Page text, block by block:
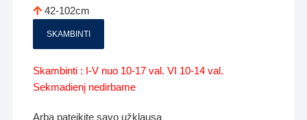
42-102cm
SKAMBINTI
Skambinti : I-V nuo 10-17 val. VI 10-14 val.
Sekmadienį nedirbame
Arba pateikite savo užklausą